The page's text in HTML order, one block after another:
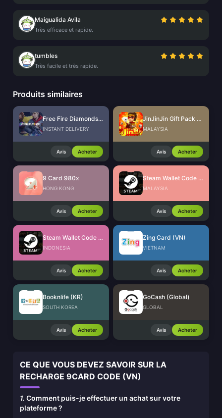
Maigualida Avila
Très efficace et rapide.
tumbles
Très facile et très rapide.
Produits similaires
Free Fire Diamonds EU + TR
INSTANT DELIVERY
Avis Acheter
JinJinJin Gift Pack Redeem Code
MALAYSIA
Avis Acheter
9 Card 980x
HONG KONG
Avis Acheter
Steam Wallet Code (MYR)
MALAYSIA
Avis Acheter
Steam Wallet Code (IDR)
INDONESIA
Avis Acheter
Zing Card (VN)
VIETNAM
Avis Acheter
Booknlife (KR)
SOUTH KOREA
Avis Acheter
GoCash (Global)
GLOBAL
Avis Acheter
CE QUE VOUS DEVEZ SAVOIR SUR LA
RECHARGE 9CARD CODE (VN)
1. Comment puis-je effectuer un achat sur votre
plateforme ?